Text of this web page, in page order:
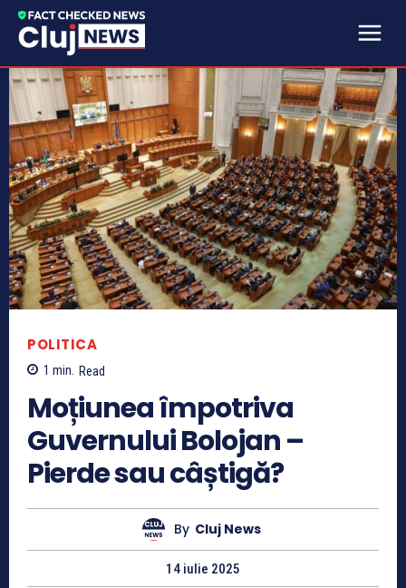
POLITICA
1 min. Read
Moțiunea împotriva
Guvernului Bolojan –
Pierde sau câștigă?
By Cluj News
14 iulie 2025